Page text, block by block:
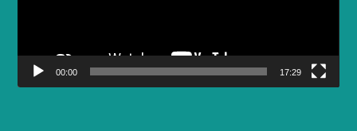
00:00 17:29